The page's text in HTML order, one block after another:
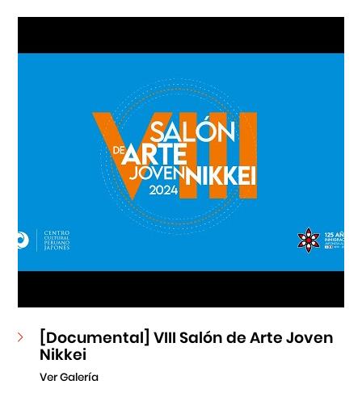
Museo de la Inmigración Japonesa
Fondo Editorial
Teatro Peruano Japonés
[Documental] VIII Salón de Arte Joven
Nikkei
Ver Galería